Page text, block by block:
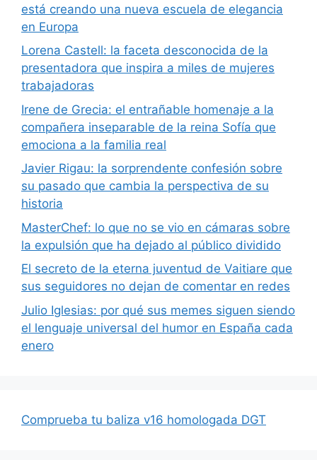
está creando una nueva escuela de elegancia
en Europa
Lorena Castell: la faceta desconocida de la
presentadora que inspira a miles de mujeres
trabajadoras
Irene de Grecia: el entrañable homenaje a la
compañera inseparable de la reina Sofía que
emociona a la familia real
Javier Rigau: la sorprendente confesión sobre
su pasado que cambia la perspectiva de su
historia
MasterChef: lo que no se vio en cámaras sobre
la expulsión que ha dejado al público dividido
El secreto de la eterna juventud de Vaitiare que
sus seguidores no dejan de comentar en redes
Julio Iglesias: por qué sus memes siguen siendo
el lenguaje universal del humor en España cada
enero
Comprueba tu baliza v16 homologada DGT